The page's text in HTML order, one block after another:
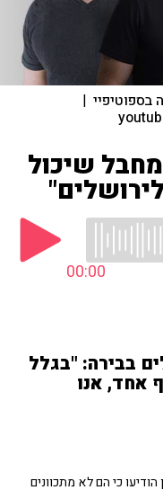
בספוטיפיי |
שיכול
00:00
בבירה: "בגלל
אחד, אנו
כי הם לא מתכוונים